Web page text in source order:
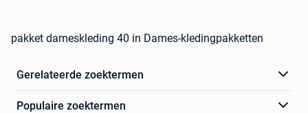
pakket dameskleding 40 in Dames-kledingpakketten
Gerelateerde zoektermen
Populaire zoektermen